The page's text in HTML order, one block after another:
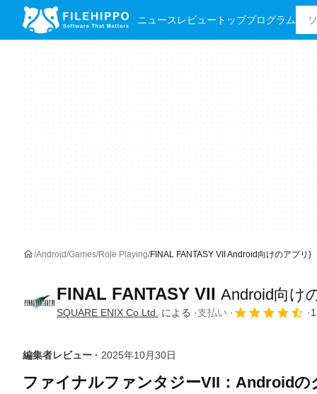
ニュース レビュー トッププログラム
Android Games Role Playing FINAL FANTASY VII Android向けのアプリ}
FINAL FANTASY VII Android向け
SQUARE ENIX Co.Ltd. による 支払い
編集者レビュー · 2025年10月30日
ファイナルファンタジーVII：Androidの